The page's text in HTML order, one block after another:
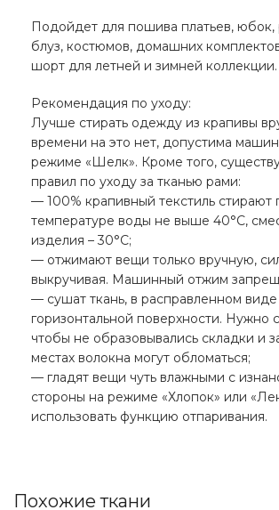
Подойдет для пошива платьев,
блуз, костюмов, домашних
шорт для летней и зимней коллекции.
Рекомендация по уходу:
Лучше стирать одежду из крапивы
времени на это нет, допустима
режиме «Шелк». Кроме того,
правил по уходу за тканью рами:
— 100% крапивный текстиль стирают
температуре воды не выше 40°С,
изделия – 30°С;
— отжимают вещи только вручную,
выкручивая. Машинный отжим
— сушат ткань, в расправленном виде
горизонтальной поверхности. Нужно
чтобы не образовывались складки и
местах волокна могут обломаться;
— гладят вещи чуть влажными с
стороны на режиме «Хлопок» или
использовать функцию отпаривания.
Похожие ткани